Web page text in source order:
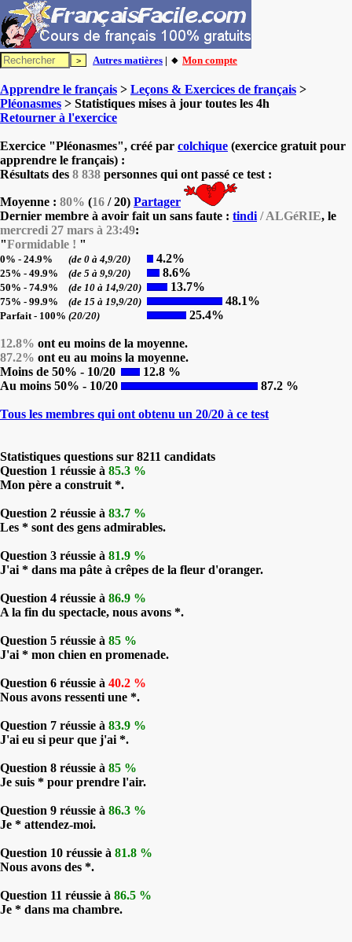
Autres matières | 🔸 Mon compte
Apprendre le français > Leçons & Exercices de français >
Pléonasmes > Statistiques mises à jour toutes les 4h
Retourner à l'exercice
Exercice "Pléonasmes", créé par colchique (exercice gratuit pour
apprendre le français) :
Résultats des 8 838 personnes qui ont passé ce test :
Moyenne : 80% (16 / 20) Partager
Dernier membre à avoir fait un sans faute : tindi / ALGéRIE, le
mercredi 27 mars à 23:49:
"Formidable ! "
0% - 24.9% (de 0 à 4,9/20) 4.2%
25% - 49.9% (de 5 à 9,9/20) 8.6%
50% - 74.9% (de 10 à 14,9/20) 13.7%
75% - 99.9% (de 15 à 19,9/20) 48.1%
Parfait - 100% (20/20) 25.4%
12.8% ont eu moins de la moyenne.
87.2% ont eu au moins la moyenne.
Moins de 50% - 10/20
12.8 %
Au moins 50% - 10/20
87.2 %
Tous les membres qui ont obtenu un 20/20 à ce test
Statistiques questions sur 8211 candidats
Question 1 réussie à 85.3 %
Mon père a construit *.
Question 2 réussie à 83.7 %
Les * sont des gens admirables.
Question 3 réussie à 81.9 %
J'ai * dans ma pâte à crêpes de la fleur d'oranger.
Question 4 réussie à 86.9 %
A la fin du spectacle, nous avons *.
Question 5 réussie à 85 %
J'ai * mon chien en promenade.
Question 6 réussie à 40.2 %
Nous avons ressenti une *.
Question 7 réussie à 83.9 %
J'ai eu si peur que j'ai *.
Question 8 réussie à 85 %
Je suis * pour prendre l'air.
Question 9 réussie à 86.3 %
Je * attendez-moi.
Question 10 réussie à 81.8 %
Nous avons des *.
Question 11 réussie à 86.5 %
Je * dans ma chambre.